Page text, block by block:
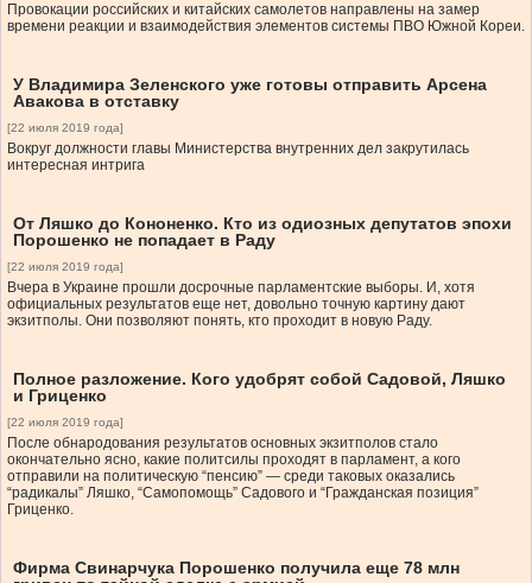
Провокации российских и китайских самолетов направлены на замер
времени реакции и взаимодействия элементов системы ПВО Южной Кореи.
У Владимира Зеленского уже готовы отправить Арсена
Авакова в отставку
[22 июля 2019 года]
Вокруг должности главы Министерства внутренних дел закрутилась
интересная интрига
От Ляшко до Кононенко. Кто из одиозных депутатов эпохи
Порошенко не попадает в Раду
[22 июля 2019 года]
Вчера в Украине прошли досрочные парламентские выборы. И, хотя
официальных результатов еще нет, довольно точную картину дают
экзитполы. Они позволяют понять, кто проходит в новую Раду.
Полное разложение. Кого удобрят собой Садовой, Ляшко
и Гриценко
[22 июля 2019 года]
После обнародования результатов основных экзитполов стало
окончательно ясно, какие политсилы проходят в парламент, а кого
отправили на политическую “пенсию” — среди таковых оказались
“радикалы” Ляшко, “Самопомощь” Садового и “Гражданская позиция”
Гриценко.
Фирма Свинарчука Порошенко получила еще 78 млн